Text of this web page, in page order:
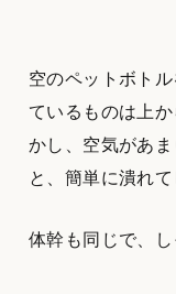
空のペットボト
ているものは上
かし、空気があ
と、簡単に潰れて
体幹も同じで、